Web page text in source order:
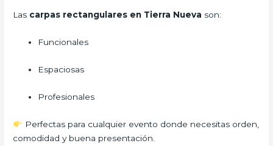
Las carpas rectangulares en Tierra Nueva son:
Funcionales
Espaciosas
Profesionales
Perfectas para cualquier evento donde necesitas orden,
comodidad y buena presentación.